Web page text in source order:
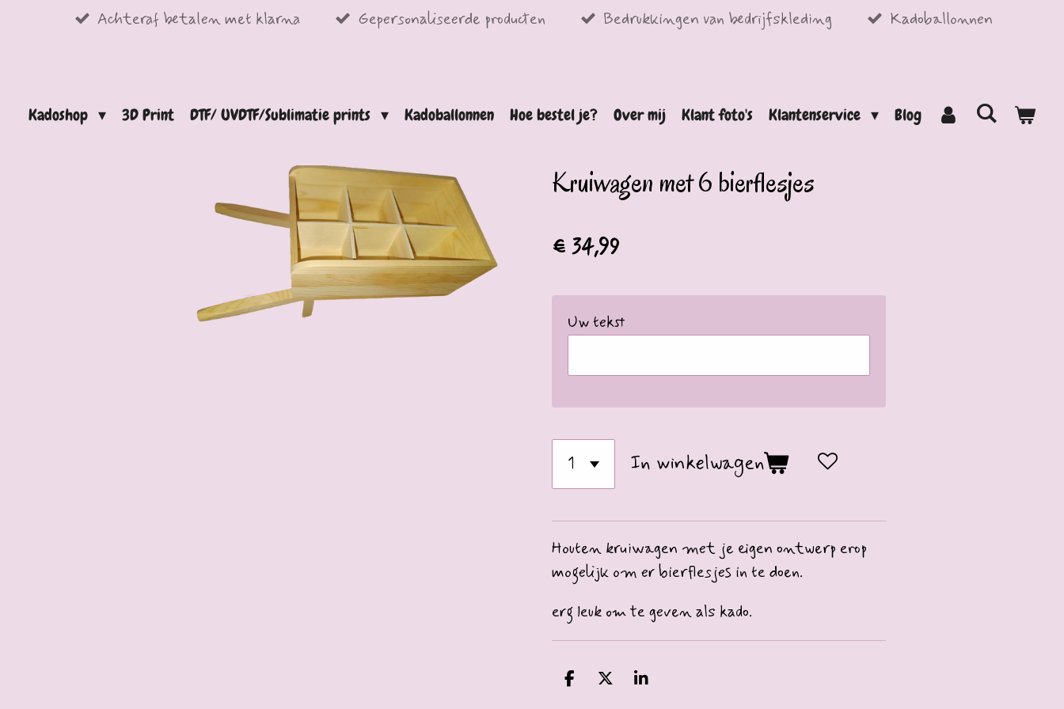
hoofdinhoud
Achteraf betalen met klarna Gepersonaliseerde producten Bedrukkingen van bedrijfskleding Kadoballonnen
Kadoshop 3D Print DTF/ UVDTF/Sublimatie prints Kadoballonnen Hoe bestel je? Over mij Klant foto's Klantenservice Blog
Kruiwagen met 6 bierflesjes
€ 34,99
Uw tekst
In winkelwagen
Houten kruiwagen met je eigen ontwerp erop
mogelijk om er bierflesjes in te doen.
erg leuk om te geven als kado.
D
D
S